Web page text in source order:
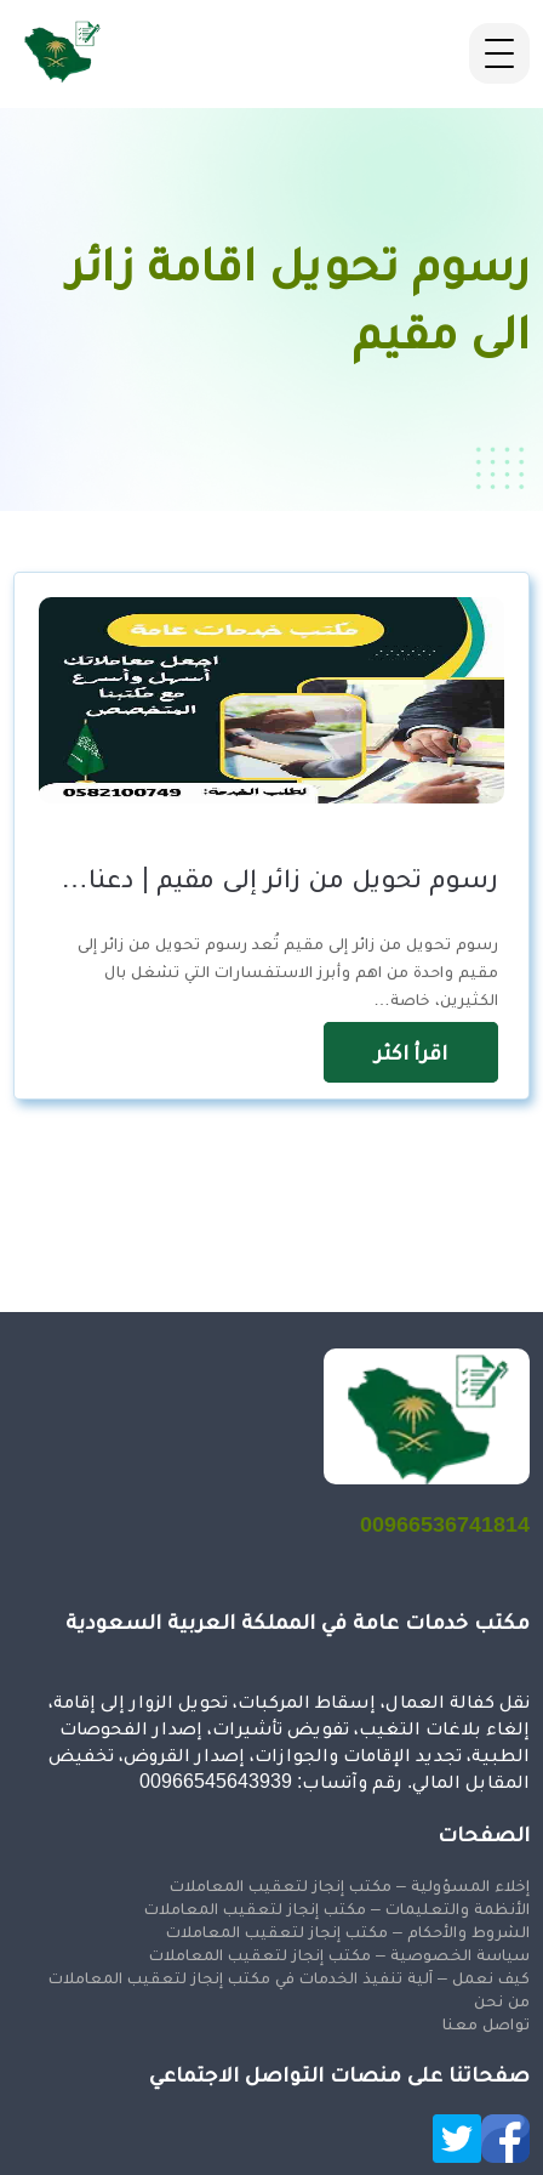
رسوم تحويل اقامة زائر
الى مقيم
رسوم تحويل من زائر إلى مقيم | دعنا…
رسوم تحويل من زائر إلى مقيم تُعد رسوم تحويل من زائر إلى
مقيم واحدة من اهم وأبرز الاستفسارات التي تشغل بال
الكثيرين، خاصة…
اقرأ اكثر
00966536741814
مكتب خدمات عامة في المملكة العربية السعودية
نقل كفالة العمال، إسقاط المركبات، تحويل الزوار إلى إقامة،
إلغاء بلاغات التغيب، تفويض تأشيرات، إصدار الفحوصات
الطبية، تجديد الإقامات والجوازات، إصدار القروض، تخفيض
المقابل المالي. رقم وآتساب: 00966545643939
الصفحات
إخلاء المسؤولية – مكتب إنجاز لتعقيب المعاملات
الأنظمة والتعليمات – مكتب إنجاز لتعقيب المعاملات
الشروط والأحكام – مكتب إنجاز لتعقيب المعاملات
سياسة الخصوصية – مكتب إنجاز لتعقيب المعاملات
كيف نعمل – آلية تنفيذ الخدمات في مكتب إنجاز لتعقيب المعاملات
من نحن
تواصل معنا
صفحاتنا على منصات التواصل الاجتماعي